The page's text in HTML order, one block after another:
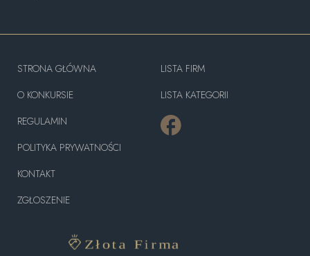
STRONA GŁÓWNA
O KONKURSIE
REGULAMIN
POLITYKA PRYWATNOŚCI
KONTAKT
ZGŁOSZENIE
LISTA FIRM
LISTA KATEGORII